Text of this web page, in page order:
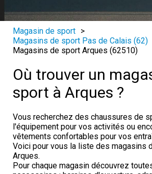
Magasin de sport >
Magasins de sport Pas de Calais (62)
Magasins de sport Arques (62510)
Où trouver un
sport à Arques ?
Vous recherchez des chaussures de
l'équipement pour vos activités ou
vêtements confortables pour vos
Voici pour vous la liste des magasins
Arques.
Pour chaque magasin découvrez